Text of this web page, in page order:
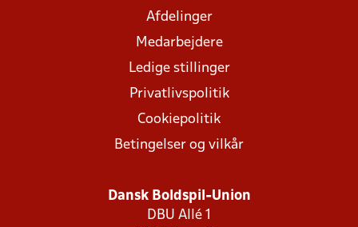
Afdelinger
Medarbejdere
Ledige stillinger
Privatlivspolitik
Cookiepolitik
Betingelser og vilkår
Dansk Boldspil-Union
DBU Allé 1